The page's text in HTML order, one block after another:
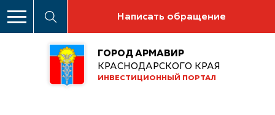
Написать обращение
ГОРОД АРМАВИР
КРАСНОДАРСКОГО КРАЯ
ИНВЕСТИЦИОННЫЙ ПОРТАЛ